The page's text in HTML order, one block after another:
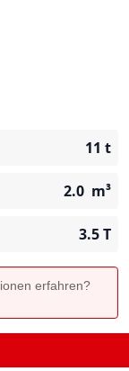
11 t
2.0 m³
3.5T
erfahren?